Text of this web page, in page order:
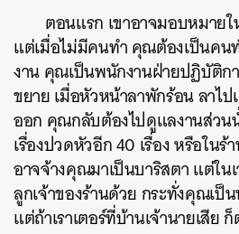
ตอนแรก เขาอาจมอบหมาย
แต่เมื่อไม่มีคนทำ คุณต้องเป็นคน
งาน คุณเป็นพนักงานฝ่ายปฏิบัติก
ขยาย เมื่อหัวหน้าลาพักร้อน ลาไ
ออก คุณกลับต้องไปดูแลงานส่ว
เรื่องปวดหัวอีก 40 เรื่อง หรือในร้
อาจจ้างคุณมาเป็นบาริสตา แต่ใน
ลูกเจ้าของร้านด้วย กระทั่งคุณเ
แต่ถ้าเราเตอร์ที่บ้านเจ้านายเสีย